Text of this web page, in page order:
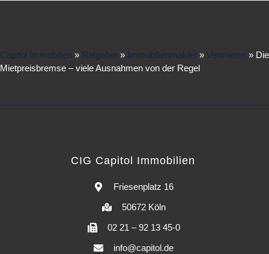
Capitol Immobilien » Ratgeber » Immobilienmakler » Vermieten » Die
Mietpreisbremse – viele Ausnahmen von der Regel
CIG Capitol Immobilien
Friesenplatz 16
50672 Köln
02 21 – 92 13 45-0
info@capitol.de